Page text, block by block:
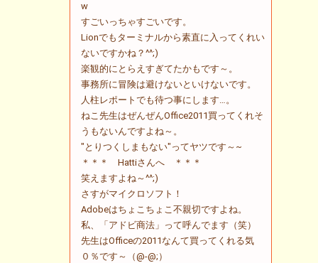
w
すごいっちゃすごいです。
Lionでもターミナルから素直に入ってくれい
ないですかね？^^;)
楽観的にとらえすぎてたかもです～。
事務所に冒険は避けないといけないです。
人柱レポートでも待つ事にします…。
ねこ先生はぜんぜんOffice2011買ってくれそ
うもないんですよね～。
"とりつくしまもない"ってヤツです～~
＊＊＊ Hattiさんへ ＊＊＊
笑えますよね～^^;)
さすがマイクロソフト！
Adobeはちょこちょこ不親切ですよね。
私、「アドビ商法」って呼んでます（笑）
先生はOfficeの2011なんて買ってくれる気
０％です～（@-@;）